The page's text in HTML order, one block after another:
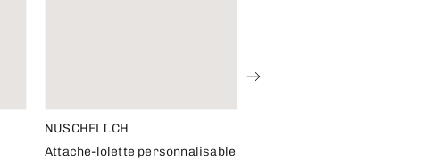
NUSCHELI.CH
Attache-lolette personnalisable